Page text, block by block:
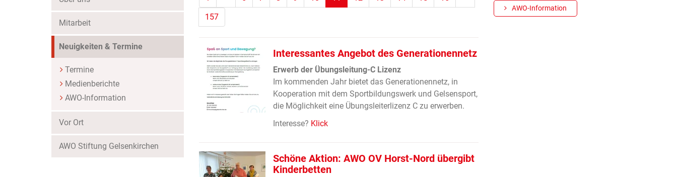
Mitarbeit
Neuigkeiten & Termine
Termine
Medienberichte
AWO-Information
Vor Ort
AWO Stiftung Gelsenkirchen
157
Interessantes Angebot des Generationennetz
Erwerb der Übungsleitung-C Lizenz
Im kommenden Jahr bietet das Generationennetz, in
Kooperation mit dem Sportbildungswerk und Gelsensport,
die Möglichkeit eine Übungsleiterlizenz C zu erwerben.
Interesse? Klick
Schöne Aktion: AWO OV Horst-Nord übergibt
Kinderbetten
AWO-Information